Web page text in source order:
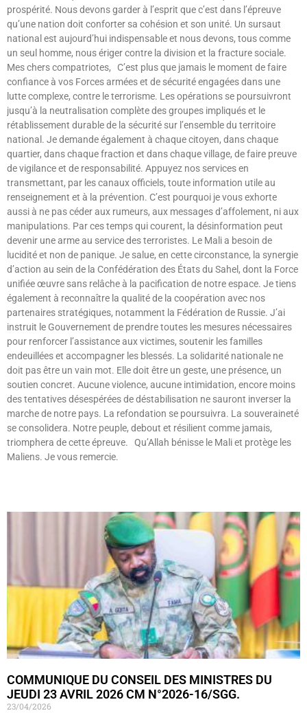
prospérité. Nous devons garder à l’esprit que c’est dans l’épreuve
qu’une nation doit conforter sa cohésion et son unité. Un sursaut
national est aujourd’hui indispensable et nous devons, tous comme
un seul homme, nous ériger contre la division et la fracture sociale.
Mes chers compatriotes, C’est plus que jamais le moment de faire
confiance à vos Forces armées et de sécurité engagées dans une
lutte complexe, contre le terrorisme. Les opérations se poursuivront
jusqu’à la neutralisation complète des groupes impliqués et le
rétablissement durable de la sécurité sur l’ensemble du territoire
national. Je demande également à chaque citoyen, dans chaque
quartier, dans chaque fraction et dans chaque village, de faire preuve
de vigilance et de responsabilité. Appuyez nos services en
transmettant, par les canaux officiels, toute information utile au
renseignement et à la prévention. C’est pourquoi je vous exhorte
aussi à ne pas céder aux rumeurs, aux messages d’affolement, ni aux
manipulations. Par ces temps qui courent, la désinformation peut
devenir une arme au service des terroristes. Le Mali a besoin de
lucidité et non de panique. Je salue, en cette circonstance, la synergie
d’action au sein de la Confédération des États du Sahel, dont la Force
unifiée œuvre sans relâche à la pacification de notre espace. Je tiens
également à reconnaître la qualité de la coopération avec nos
partenaires stratégiques, notamment la Fédération de Russie. J’ai
instruit le Gouvernement de prendre toutes les mesures nécessaires
pour renforcer l’assistance aux victimes, soutenir les familles
endeuillées et accompagner les blessés. La solidarité nationale ne
doit pas être un vain mot. Elle doit être un geste, une présence, un
soutien concret. Aucune violence, aucune intimidation, encore moins
des tentatives désespérées de déstabilisation ne sauront inverser la
marche de notre pays. La refondation se poursuivra. La souveraineté
se consolidera. Notre peuple, debout et résilient comme jamais,
triomphera de cette épreuve. Qu’Allah bénisse le Mali et protège les
Maliens. Je vous remercie.
COMMUNIQUE DU CONSEIL DES MINISTRES DU
JEUDI 23 AVRIL 2026 CM N°2026-16/SGG.
23/04/2026